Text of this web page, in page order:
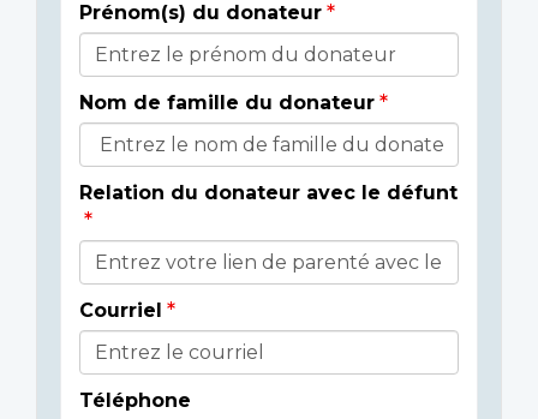
Détails
du
donateur
Prénom(s) du donateur
Nom de famille du donateur
Relation du donateur avec le défunt
Courriel
Téléphone